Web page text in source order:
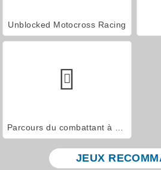
Unblocked Motocross Racing
JEUX